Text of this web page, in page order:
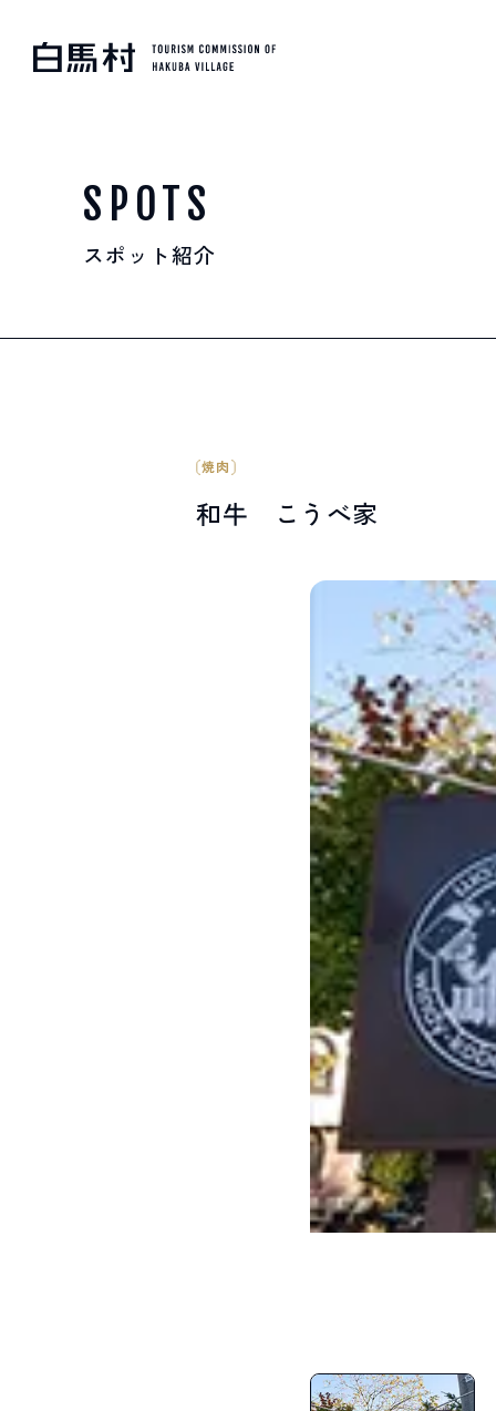
SKI RESORTS
SPOTS
LINEで友だちになる
白馬村観光局インフォメーション
長野県北安曇郡白馬村北城5497
Snow Peak LAND STATION HAKUBA内
営業時間：9:00～17:00 定休日：無休
TEL.0261-85-4210 / FAX.0261-85-4240
SPOTS
スポット紹介
焼肉
和牛 こうべ家